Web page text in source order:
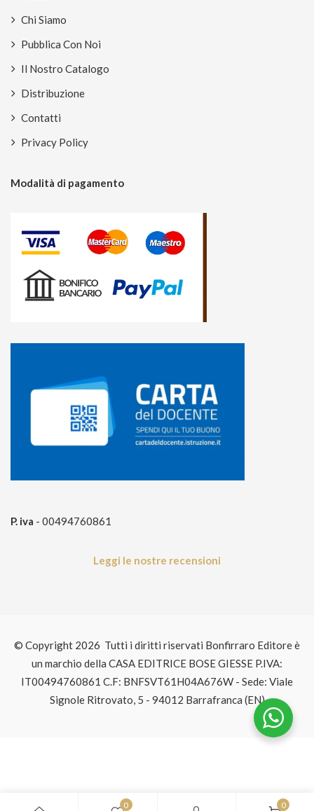
0 0
Chi Siamo
Pubblica Con Noi
Il Nostro Catalogo
Distribuzione
Contatti
Privacy Policy
Modalità di pagamento
P. iva - 00494760861
Leggi le nostre recensioni
© Copyright 2026 Tutti i diritti riservati Bonfirraro Editore è
un marchio della CASA EDITRICE BOSE GIESSE P.IVA:
IT00494760861 C.F: BNFSVT61H04A676W - Sede: Viale
Signole Ritrovato, 5 - 94012 Barrafranca (EN)